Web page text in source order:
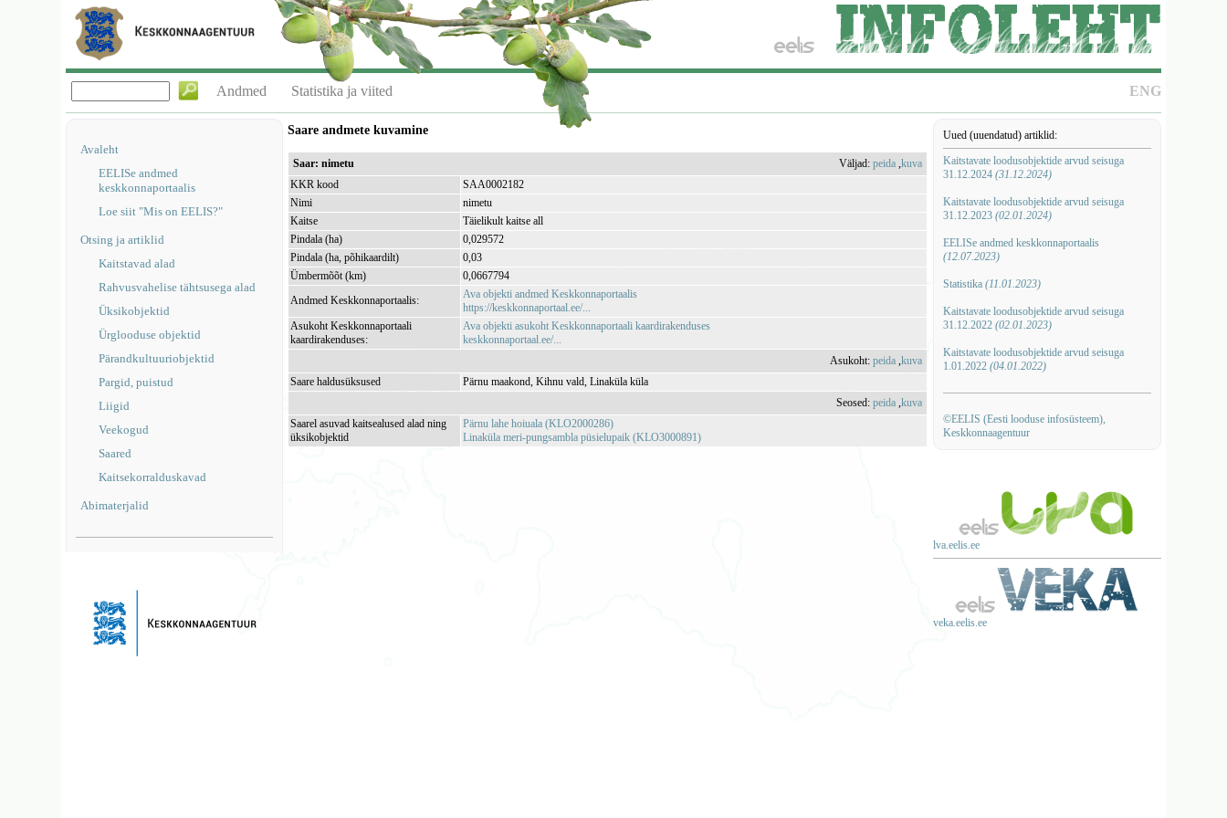
ENG
Andmed Statistika ja viited
Avaleht
EELISe andmed
keskkonnaportaalis
Loe siit "Mis on EELIS?"
Otsing ja artiklid
Kaitstavad alad
Rahvusvahelise tähtsusega alad
Üksikobjektid
Ürglooduse objektid
Pärandkultuuriobjektid
Pargid, puistud
Liigid
Veekogud
Saared
Kaitsekorralduskavad
Abimaterjalid
Uued (uuendatud) artiklid:
Kaitstavate loodusobjektide arvud seisuga
31.12.2024 (31.12.2024)
Kaitstavate loodusobjektide arvud seisuga
31.12.2023 (02.01.2024)
EELISe andmed keskkonnaportaalis
(12.07.2023)
Statistika (11.01.2023)
Kaitstavate loodusobjektide arvud seisuga
31.12.2022 (02.01.2023)
Kaitstavate loodusobjektide arvud seisuga
1.01.2022 (04.01.2022)
©EELIS (Eesti looduse infosüsteem),
Keskkonnaagentuur
lva.eelis.ee
veka.eelis.ee
Saare andmete kuvamine
Saar: nimetu Väljad:peida ,kuva
KKR kood
SAA0002182
Nimi
nimetu
Kaitse
Täielikult kaitse all
Pindala (ha)
0,029572
Pindala (ha, põhikaardilt)
0,03
Ümbermõõt (km)
0,0667794
Andmed Keskkonnaportaalis:
Ava objekti andmed Keskkonnaportaalis
https://keskkonnaportaal.ee/...
Asukoht Keskkonnaportaali
kaardirakenduses:
Ava objekti asukoht Keskkonnaportaali kaardirakenduses
keskkonnaportaal.ee/...
Asukoht:peida ,kuva
Saare haldusüksused
Pärnu maakond, Kihnu vald, Linaküla küla
Seosed:peida ,kuva
Saarel asuvad kaitsealused alad ning
üksikobjektid
Pärnu lahe hoiuala (KLO2000286)
Linaküla meri-pungsambla püsielupaik (KLO3000891)